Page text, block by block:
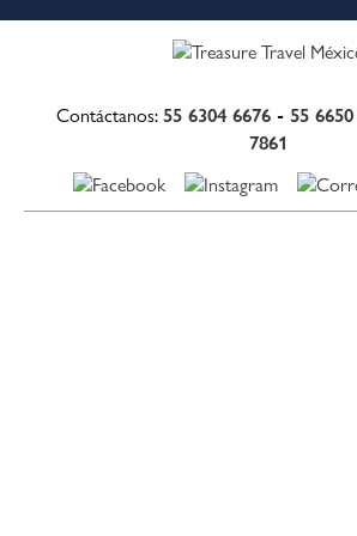
Contáctanos: 55 6304 6676 - 55
7861